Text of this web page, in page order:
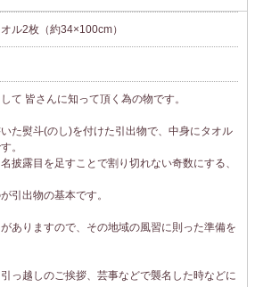
ル2枚（約34×100cm）
て 皆さんに知って頂く為の物です。
た熨斗(のし)を付けた引出物で、中身にタオル
。
披露目を足すことで割り切れない奇数にする、
引出物の基本です。
ありますので、その地域の風習に則った準備を
っ越しのご挨拶、芸事などで襲名した時などに